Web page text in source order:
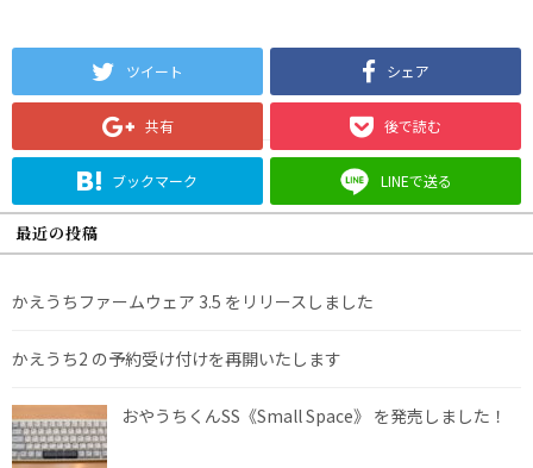
ツイート シェア
共有 後で読む
ブックマーク LINEで送る
最近の投稿
かえうちファームウェア 3.5 をリリースしました
かえうち2 の予約受け付けを再開いたします
おやうちくんSS《Small Space》 を発売しました！